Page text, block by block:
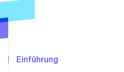
Betrugsprävention
Atlas
Einführung